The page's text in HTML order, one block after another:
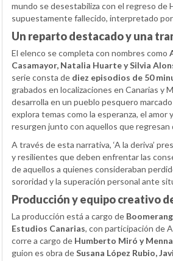
mundo se desestabiliza con el regreso de
supuestamente fallecido, interpretado por
Un reparto destacado y una
El elenco se completa con nombres como
Casamayor, Natalia Huarte y Silvia
serie consta de diez episodios de 50
grabados en localizaciones en Canarias y
desarrolla en un pueblo pesquero
explora temas como la esperanza, el amor
resurgen junto con aquellos que regresan
A través de esta narrativa, ‘A la deriva’
y resilientes que deben enfrentar las
de aquellos a quienes consideraban
sororidad y la superación personal ante
Producción y equipo creativo
La producción está a cargo de
Estudios Canarias, con participación de
corre a cargo de Humberto Miró y
guion es obra deSusana López Rubio,